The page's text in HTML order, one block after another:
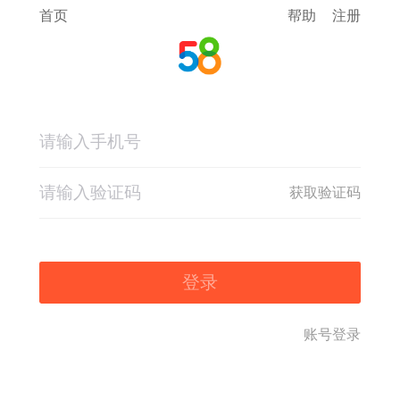
首页 帮助 注册
获取验证码
登录
账号登录